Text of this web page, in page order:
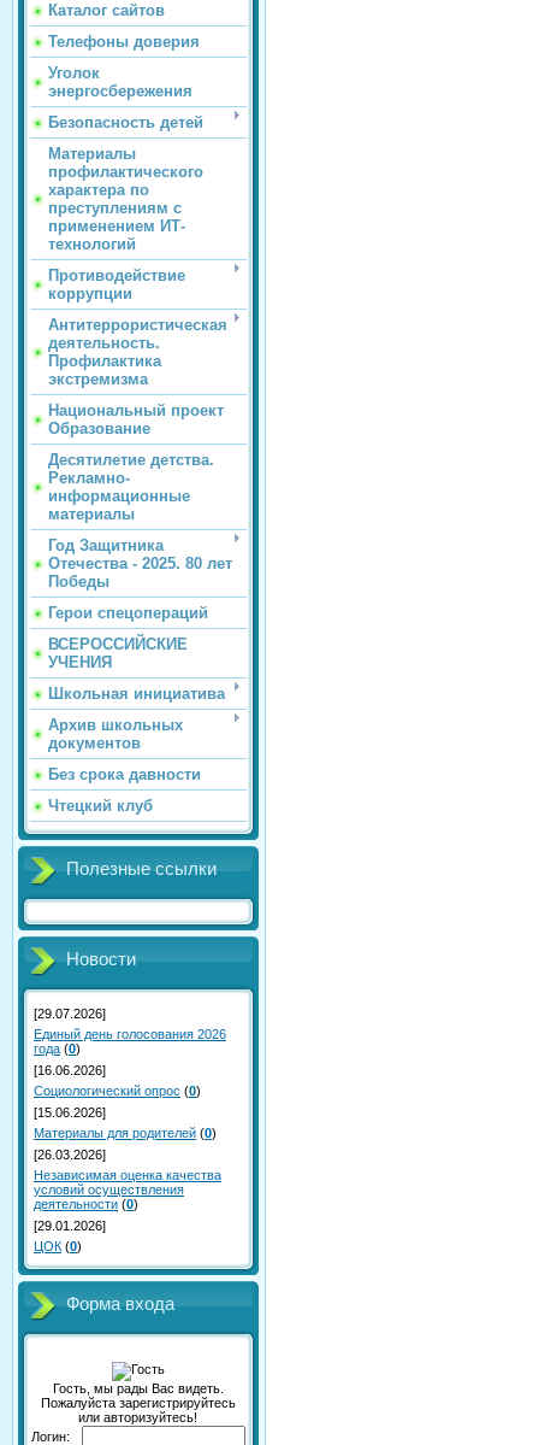
Каталог сайтов
Телефоны доверия
Уголок
энергосбережения
Безопасность детей
Материалы
профилактического
характера по
преступлениям с
применением ИТ-
технологий
Противодействие
коррупции
Антитеррористическая
деятельность.
Профилактика
экстремизма
Национальный проект
Образование
Десятилетие детства.
Рекламно-
информационные
материалы
Год Защитника
Отечества - 2025. 80 лет
Победы
Герои спецопераций
ВСЕРОССИЙСКИЕ
УЧЕНИЯ
Школьная инициатива
Архив школьных
документов
Без срока давности
Чтецкий клуб
Полезные ссылки
Новости
[29.07.2026]
Единый день голосования 2026
года (0)
[16.06.2026]
Социологический опрос (0)
[15.06.2026]
Материалы для родителей (0)
[26.03.2026]
Независимая оценка качества
условий осуществления
деятельности (0)
[29.01.2026]
ЦОК (0)
Форма входа
Гость, мы рады Вас видеть.
Пожалуйста зарегистрируйтесь
или авторизуйтесь!
Логин: